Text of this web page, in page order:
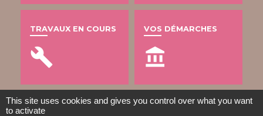
TRAVAUX EN COURS
build
VOS DÉMARCHES
account_balance
This site uses cookies and gives you control over what you want
to activate